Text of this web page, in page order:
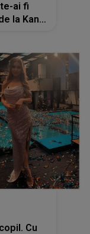
ai fi
la Kanal
Cu